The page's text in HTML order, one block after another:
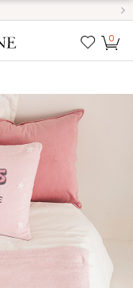
我的
0